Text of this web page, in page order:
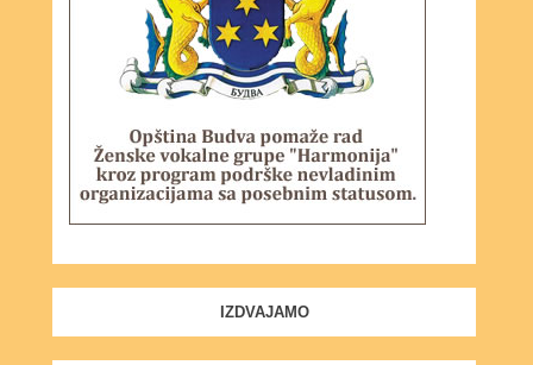
IZDVAJAMO